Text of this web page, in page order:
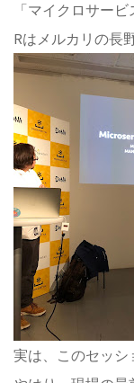
「マイクロサー
Rはメルカリの長
実は、このセッシ